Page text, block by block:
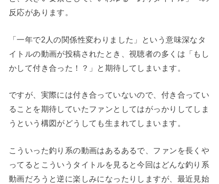
反応があります。
「一年で2人の関係性変わりました」という意味深なタ
イトルの動画が投稿されたとき、視聴者の多くは「もし
かして付き合った！？」と期待してしまいます。
ですが、実際には付き合っていないので、付き合ってい
ることを期待していたファンとしてはがっかりしてしま
うという構図がどうしても生まれてしまいます。
こういった釣り系の動画はあるあるで、ファンを長くや
ってるとこういうタイトルを見ると今回はどんな釣り系
動画だろうと逆に楽しみになったりしますが、最近見始